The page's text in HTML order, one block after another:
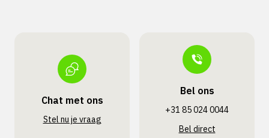
Chat met ons
Stel nu je vraag
Bel ons
+31 85 024 0044
Bel direct